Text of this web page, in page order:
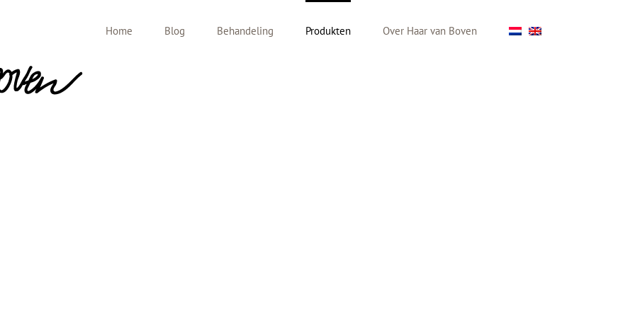
Home Blog Behandeling Produkten Over Haar van Boven